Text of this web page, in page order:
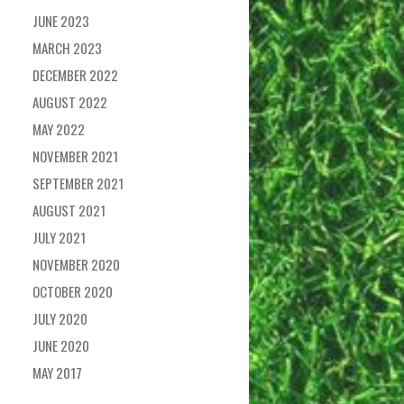
JUNE 2023
MARCH 2023
DECEMBER 2022
AUGUST 2022
MAY 2022
NOVEMBER 2021
SEPTEMBER 2021
AUGUST 2021
JULY 2021
NOVEMBER 2020
OCTOBER 2020
JULY 2020
JUNE 2020
MAY 2017